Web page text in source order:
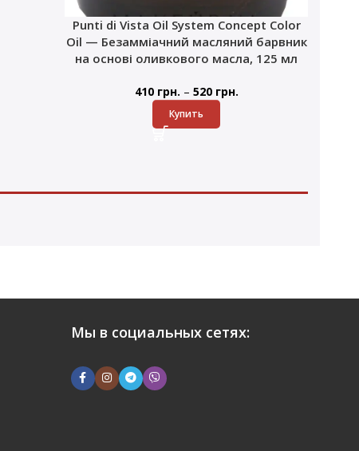
Punti di Vista Oil System Concept Color
Oil — Безамміачний масляний барвник
на основі оливкового масла, 125 мл
410 грн. – 520 грн.
Купить